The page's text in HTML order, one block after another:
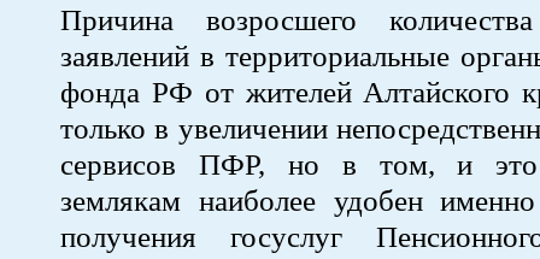
Причина возросшего
заявлений в территориальные
фонда РФ от жителей Алтайского
только в увеличении
сервисов ПФР, но в том, и это
землякам наиболее удобен
получения госуслуг